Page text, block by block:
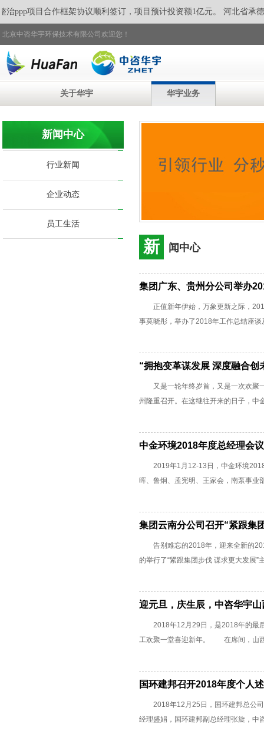
ppp项目合作框架协议顺利签订， 项目预计投资额1亿元。 河北省承德
北京中咨华宇环保技术有限公司欢迎您！
关于华宇 华宇业务
新闻中心
行业新闻
企业动态
员工生活
新 闻中心
集团广东、贵州分公司举办
正值新年伊始，万象更新之际，
事莫晓彤，举办了2018年工作总结座
“拥抱变革谋发展 深度融合
又是一轮年终岁首，又是一次欢聚一
州隆重召开。在这继往开来的日子，中
中金环境2018年度总经理会
2019年1月12-13日，中金环境2018
晖、鲁炯、孟宪明、王家会，南泵事业
集团云南分公司召开“紧跟集
告别难忘的2018年，迎来全新的
的举行了“紧跟集团步伐 谋求更大发展
迎元旦，庆生辰，中咨华宇
2018年12月29日，是2018年的最后
工欢聚一堂喜迎新年。 在席间，山西
国环建邦召开2018年度个人
2018年12月25日，国环建邦总公司
经理盛娟，国环建邦副总经理张旋，中